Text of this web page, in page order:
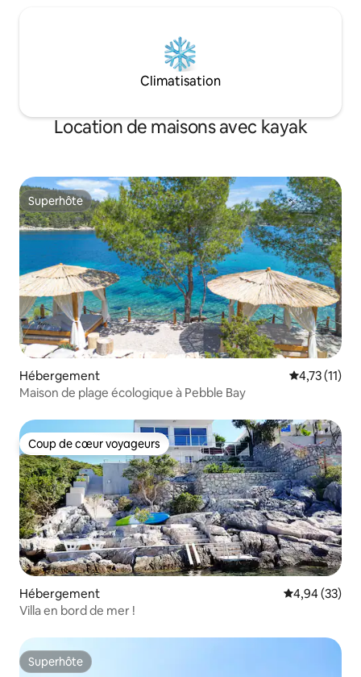
Climatisation
Location de maisons avec kayak
Superhôte
Superhôte
Hébergement Évaluation
4,73 (11)
Maison de plage écologique à Pebble Bay
Coup de cœur voyageurs
Coup de cœur voyageurs
Hébergement Évaluation
4,94 (33)
Villa en bord de mer !
Superhôte
Superhôte